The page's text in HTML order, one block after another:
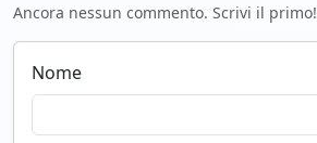
Ancora nessun commento. Scrivi il primo!
Nome